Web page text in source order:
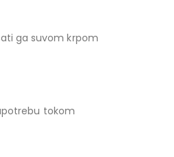
ga suvom krpom
tokom